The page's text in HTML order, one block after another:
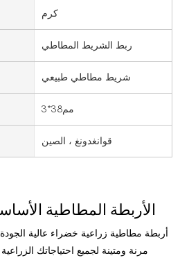
كرم
ربط الشريط المطاطي
شريط مطاطي طبيعي
مم38*3
قوانغدونغ ، الصين
أربطة مطاطية زراعية خضراء عالية
مرنة ومتينة لجميع احتياجاتك